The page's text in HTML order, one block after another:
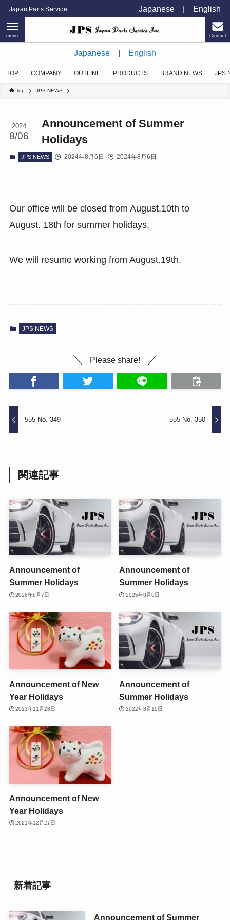
Japan Parts Service Japanese | English
Contact
menu
Japanese | English
TOP COMPANY OUTLINE PRODUCTS BRAND NEWS JPS
Top JPS NEWS
Announcement of Summer
Holidays
2024
8/06
JPS NEWS 2024年8月6日 2024年8月6日
Our office will be closed from August.10th to
August. 18th for summer holidays.
We will resume working from August.19th.
JPS NEWS
Please share!
555-No. 349 555-No. 350
関連記事
Announcement of
Summer Holidays
2026年8月7日
Announcement of
Summer Holidays
2025年8月8日
Announcement of New
Year Holidays
2023年11月28日
Announcement of
Summer Holidays
2022年8月10日
Announcement of New
Year Holidays
2021年12月27日
新着記事
Announcement of Summer